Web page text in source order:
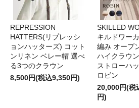
REPRESSION
HATTERS(リプレッシ
ョンハッターズ) コット
ンリネン ベレー帽 選べ
る3つのクラウン
8,500円(税込9,350円)
SKILLED
キルドワー
編み オープ
ハイクラウ
ストローハ
ロビン
20,000円(税
円)